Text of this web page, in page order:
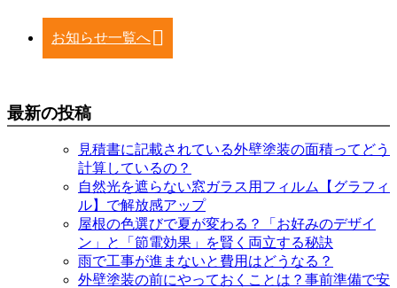
お知らせ一覧へ
最新の投稿
見積書に記載されている外壁塗装の面積ってどう
計算しているの？
自然光を遮らない窓ガラス用フィルム【グラフィ
ル】で解放感アップ
屋根の色選びで夏が変わる？「お好みのデザイ
ン」と「節電効果」を賢く両立する秘訣
雨で工事が進まないと費用はどうなる？
外壁塗装の前にやっておくことは？事前準備で安